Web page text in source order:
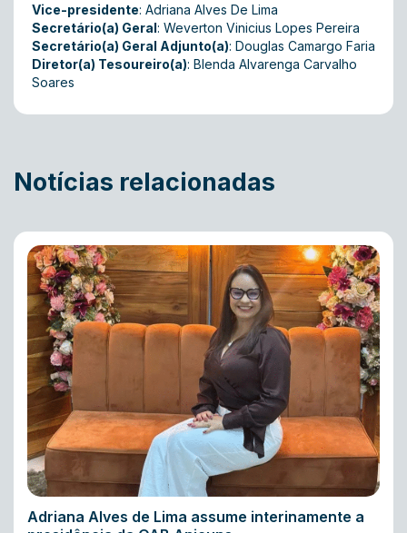
Vice-presidente: Adriana Alves De Lima
Secretário(a) Geral: Weverton Vinicius Lopes Pereira
Secretário(a) Geral Adjunto(a): Douglas Camargo Faria
Diretor(a) Tesoureiro(a): Blenda Alvarenga Carvalho
Soares
Notícias relacionadas
Adriana Alves de Lima assume interinamente a